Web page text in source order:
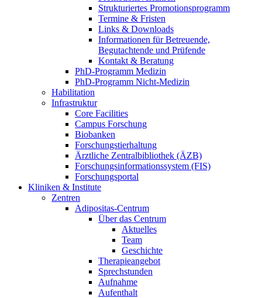
Strukturiertes Promotionsprogramm
Termine & Fristen
Links & Downloads
Informationen für Betreuende,
Begutachtende und Prüfende
Kontakt & Beratung
PhD-Programm Medizin
PhD-Programm Nicht-Medizin
Habilitation
Infrastruktur
Core Facilities
Campus Forschung
Biobanken
Forschungstierhaltung
Ärztliche Zentralbibliothek (ÄZB)
Forschungsinformationssystem (FIS)
Forschungsportal
Kliniken & Institute
Zentren
Adipositas-Centrum
Über das Centrum
Aktuelles
Team
Geschichte
Therapieangebot
Sprechstunden
Aufnahme
Aufenthalt